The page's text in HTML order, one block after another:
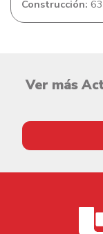
Construcción:
Ver más